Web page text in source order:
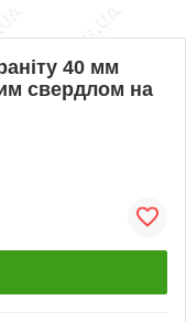
40 мм
свердлом на